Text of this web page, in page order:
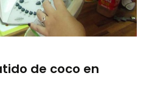
de coco en